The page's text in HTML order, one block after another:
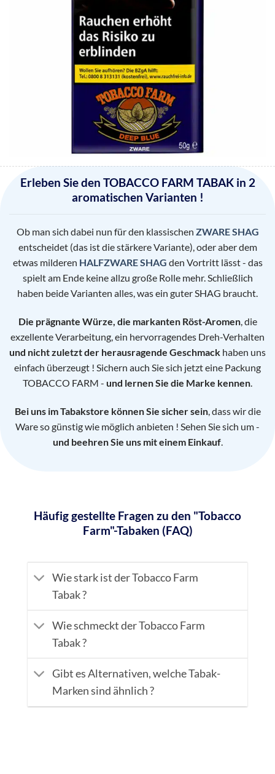
Erleben Sie den TOBACCO FARM TABAK in 2
aromatischen Varianten !
Ob man sich dabei nun für den klassischen ZWARE SHAG
entscheidet (das ist die stärkere Variante), oder aber dem
etwas milderen HALFZWARE SHAG den Vortritt lässt - das
spielt am Ende keine allzu große Rolle mehr. Schließlich
haben beide Varianten alles, was ein guter SHAG braucht.
Die prägnante Würze, die markanten Röst-Aromen, die
exzellente Verarbeitung, ein hervorragendes Dreh-Verhalten
und nicht zuletzt der herausragende Geschmack haben uns
einfach überzeugt ! Sichern auch Sie sich jetzt eine Packung
TOBACCO FARM - und lernen Sie die Marke kennen.
Bei uns im Tabakstore können Sie sicher sein, dass wir die
Ware so günstig wie möglich anbieten ! Sehen Sie sich um -
und beehren Sie uns mit einem Einkauf.
Häufig gestellte Fragen zu den "Tobacco
Farm"-Tabaken (FAQ)
Wie stark ist der Tobacco Farm
Tabak ?
Wie schmeckt der Tobacco Farm
Tabak ?
Gibt es Alternativen, welche Tabak-
Marken sind ähnlich ?